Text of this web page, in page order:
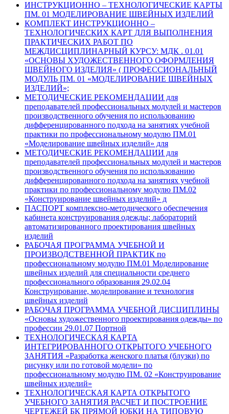
ИНСТРУКЦИОННО – ТЕХНОЛОГИЧЕСКИЕ КАРТЫ
ПМ. 01 МОДЕЛИРОВАНИЕ ШВЕЙНЫХ ИЗДЕЛИЙ
КОМПЛЕКТ ИНСТРУКЦИОННО –
ТЕХНОЛОГИЧЕСКИХ КАРТ ДЛЯ ВЫПОЛНЕНИЯ
ПРАКТИЧЕСКИХ РАБОТ ПО
МЕЖДИСЦИПЛИНАРНЫЙ КУРСУ: МДК . 01.01
«ОСНОВЫ ХУДОЖЕСТВЕННОГО ОФОРМЛЕНИЯ
ШВЕЙНОГО ИЗДЕЛИЯ» ( ПРОФЕССИОНАЛЬНЫЙ
МОДУЛЬ ПМ. 01 «МОДЕЛИРОВАНИЕ ШВЕЙНЫХ
ИЗДЕЛИЙ»;
МЕТОДИЧЕСКИЕ РЕКОМЕНДАЦИИ для
преподавателей профессиональных модулей и мастеров
производственного обучения по использованию
дифференцированного подхода на занятиях учебной
практики по профессиональному модулю ПМ.01
«Моделирование швейных изделий» для
МЕТОДИЧЕСКИЕ РЕКОМЕНДАЦИИ для
преподавателей профессиональных модулей и мастеров
производственного обучения по использованию
дифференцированного подхода на занятиях учебной
практики по профессиональному модулю ПМ.02
«Конструирование швейных изделий» д
ПАСПОРТ комплексно-методического обеспечения
кабинета конструирования одежды; лабораторий
автоматизированного проектирования швейных
изделий
РАБОЧАЯ ПРОГРАММА УЧЕБНОЙ И
ПРОИЗВОДСТВЕННОЙ ПРАКТИК по
профессиональному модулю ПМ.01 Моделирование
швейных изделий для специальности среднего
профессионального образования 29.02.04
Конструирование, моделирование и технология
швейных изделий
РАБОЧАЯ ПРОГРАММА УЧЕБНОЙ ДИСЦИПЛИНЫ
«Основы художественного проектирования одежды» по
профессии 29.01.07 Портной
ТЕХНОЛОГИЧЕСКАЯ КАРТА
ИНТЕГРИРОВАННОГО ОТКРЫТОГО УЧЕБНОГО
ЗАНЯТИЯ «Разработка женского платья (блузки) по
рисунку или по готовой модели» по
профессиональному модулю ПМ. 02 «Конструирование
швейных изделий»
ТЕХНОЛОГИЧЕСКАЯ КАРТА ОТКРЫТОГО
УЧЕБНОГО ЗАНЯТИЯ РАСЧЕТ И ПОСТРОЕНИЕ
ЧЕРТЕЖЕЙ БК ПРЯМОЙ ЮБКИ НА ТИПОВУЮ